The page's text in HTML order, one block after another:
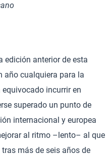
edición anterior de esta
año cualquiera para la
incurrir en
superado un punto de
internacional y europea
al ritmo –lento– al que
más de seis años de